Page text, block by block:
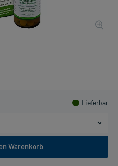
Lieferbar
Warenkorb